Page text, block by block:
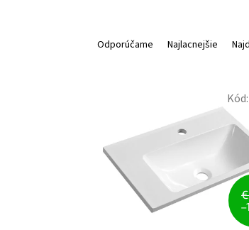
Odporúčame Najlacnejšie
Kód: